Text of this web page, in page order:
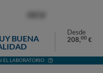
BUENA
Desde
208,00 €
LABORATORIO